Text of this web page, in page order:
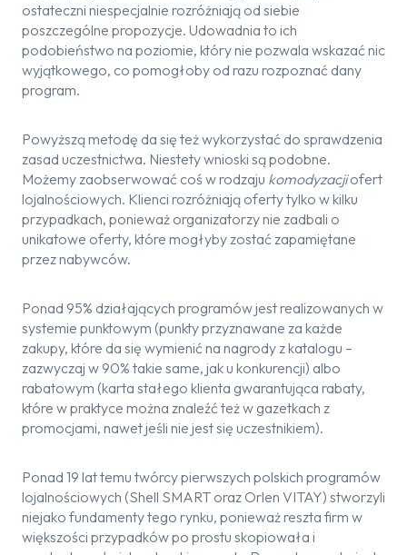
ostateczni niespecjalnie rozróżniają od siebie
poszczególne propozycje. Udowadnia to ich
podobieństwo na poziomie, który nie pozwala wskazać nic
wyjątkowego, co pomogłoby od razu rozpoznać dany
program.
Powyższą metodę da się też wykorzystać do sprawdzenia
zasad uczestnictwa. Niestety wnioski są podobne.
Możemy zaobserwować coś w rodzaju komodyzacjiofert
lojalnościowych. Klienci rozróżniają oferty tylko w kilku
przypadkach, ponieważ organizatorzy nie zadbali o
unikatowe oferty, które mogłyby zostać zapamiętane
przez nabywców.
Ponad 95% działających programów jest realizowanych w
systemie punktowym (punkty przyznawane za każde
zakupy, które da się wymienić na nagrody z katalogu –
zazwyczaj w 90% takie same, jak u konkurencji) albo
rabatowym (karta stałego klienta gwarantująca rabaty,
które w praktyce można znaleźć też w gazetkach z
promocjami, nawet jeśli nie jest się uczestnikiem).
Ponad 19 lat temu twórcy pierwszych polskich programów
lojalnościowych (Shell SMART oraz Orlen VITAY) stworzyli
niejako fundamenty tego rynku, ponieważ reszta firm w
większości przypadków po prostu skopiowała i